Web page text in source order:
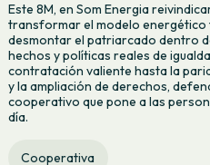
Este 8M, en Som Energia
transformar el modelo energético
desmontar el patriarcado dentro
hechos y políticas reales de
contratación valiente hasta la
y la ampliación de derechos,
cooperativo que pone a las
día.
Cooperativa